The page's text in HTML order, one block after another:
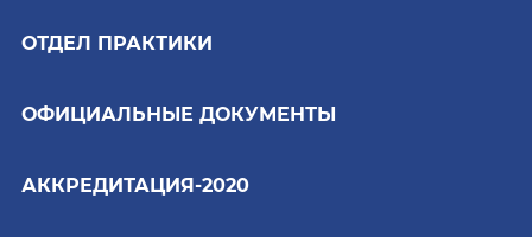
ОТДЕЛ ПРАКТИКИ
ОФИЦИАЛЬНЫЕ ДОКУМЕНТЫ
АККРЕДИТАЦИЯ-2020